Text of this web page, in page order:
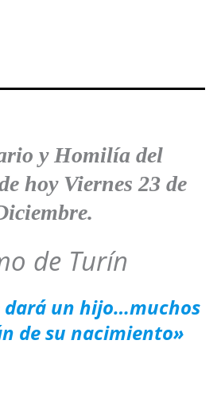
y Homilía del
hoy Viernes 23 de
de Turín
dará un hijo…muchos
de su nacimiento»